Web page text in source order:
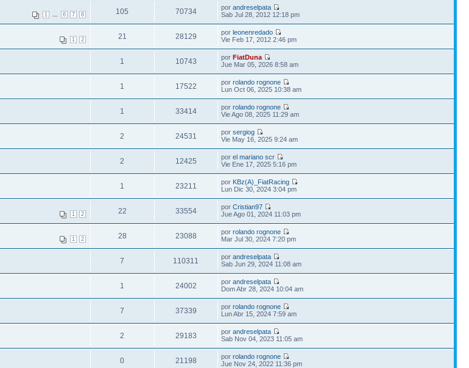
1 6 7 8 105 70734 porandreselpata
Sab Jul 28, 2012 12:18 pm
1 2 21 28129 porleonenredado
Vie Feb 17, 2012 2:46 pm
1 10743 porFiatDuna
Jue Mar 05, 2026 8:58 am
1 17522 porrolando rognone
Lun Oct 06, 2025 10:38 am
1 33414 porrolando rognone
Vie Ago 08, 2025 11:29 am
2 24531 porsergiog
Vie May 16, 2025 9:24 am
2 12425 porel mariano scr
Vie Ene 17, 2025 5:16 pm
1 23211 por KBz(A)_FiatRacing
Lun Dic 30, 2024 3:04 pm
1 2 22 33554 porCristian97
Jue Ago 01, 2024 11:03 pm
1 2 28 23088 porrolando rognone
Mar Jul 30, 2024 7:20 pm
7 110311 porandreselpata
Sab Jun 29, 2024 11:08 am
1 24002 porandreselpata
Dom Abr 28, 2024 10:04 am
7 37339 porrolando rognone
Lun Abr 15, 2024 7:59 am
2 29183 porandreselpata
Sab Nov 04, 2023 11:05 am
0 21198 porrolando rognone
Jue Nov 24, 2022 11:36 pm